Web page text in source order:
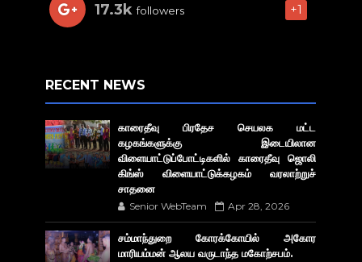
17.3k followers +1
RECENT NEWS
காரைதீவு பிரதேச செயலக மட்ட
கழகங்களுக்கு இடையிலான
விளையாட்டுப்போட்டிகளில் காரைதீவு ஜொலி
கிங்ஸ் விளையாட்டுக்கழகம் வரலாற்றுச்
சாதனை
Senior WebTeam Apr 28, 2026
சம்மாந்துறை கோரக்கோயில் அகோர​
மாரியம்மன் ஆலய வருடாந்த மகோற்சபம்.